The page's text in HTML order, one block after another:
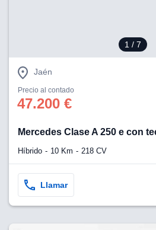
1 / 7
Jaén
Precio al contado
47.200 €
Mercedes Clase A 250 e con
Híbrido 10 Km 218 CV
Llamar